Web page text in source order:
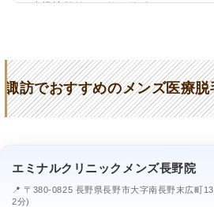
上諏訪駅前ひろ整形外科
諏訪でおすすめのメンズ医療
エミナルクリニックメンズ長野院
📍 〒380-0825 長野県長野市大字南長野末広町
2分)